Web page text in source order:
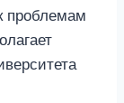
проблемам